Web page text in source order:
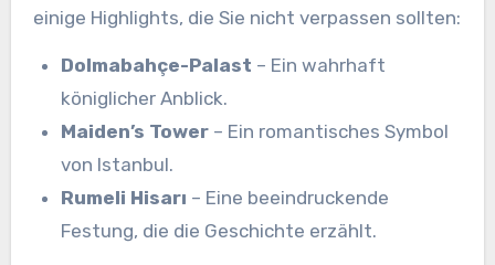
einige Highlights, die Sie nicht verpassen sollten:
Dolmabahçe-Palast – Ein wahrhaft
königlicher Anblick.
Maiden’s Tower – Ein romantisches Symbol
von Istanbul.
Rumeli Hisarı – Eine beeindruckende
Festung, die die Geschichte erzählt.